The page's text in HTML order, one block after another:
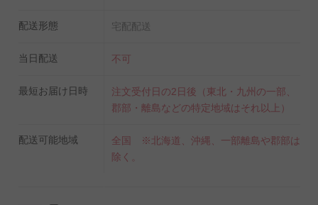
配送形態 宅配配送
当日配送 不可
最短お届け日時
注文受付日の2日後（東北・九州の一部、
郡部・離島などの特定地域はそれ以上）
配送可能地域
全国 ※北海道、沖縄、一部離島や郡部は
除く。